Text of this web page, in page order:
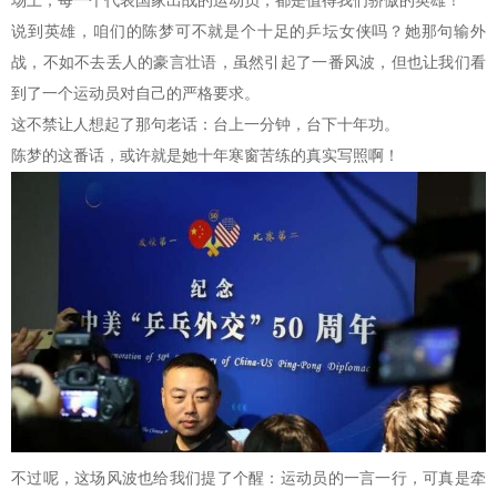
说到英雄，咱们的陈梦可不就是个十足的乒坛女侠吗？她那句输外
战，不如不去丢人的豪言壮语，虽然引起了一番风波，但也让我们看
到了一个运动员对自己的严格要求。
这不禁让人想起了那句老话：台上一分钟，台下十年功。
陈梦的这番话，或许就是她十年寒窗苦练的真实写照啊！
不过呢，这场风波也给我们提了个醒：运动员的一言一行，可真是牵